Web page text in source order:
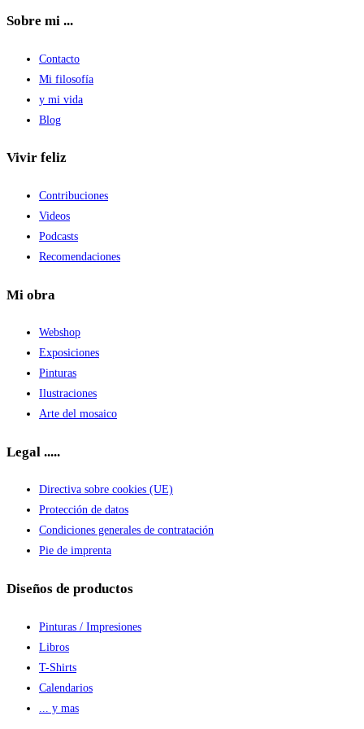
Sobre mi ...
Contacto
Mi filosofía
y mi vida
Blog
Vivir feliz
Contribuciones
Videos
Podcasts
Recomendaciones
Mi obra
Webshop
Exposiciones
Pinturas
Ilustraciones
Arte del mosaico
Legal .....
Directiva sobre cookies (UE)
Protección de datos
Condiciones generales de contratación
Pie de imprenta
Diseños de productos
Pinturas / Impresiones
Libros
T-Shirts
Calendarios
... y mas